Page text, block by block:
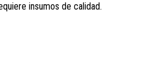
insumos de calidad.